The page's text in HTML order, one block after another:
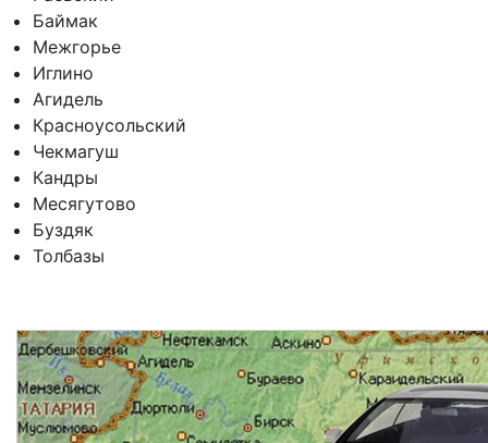
Баймак
Межгорье
Иглино
Агидель
Красноусольский
Чекмагуш
Кандры
Месягутово
Буздяк
Толбазы